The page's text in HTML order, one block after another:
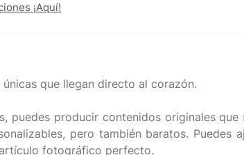
¡Aquí!
que llegan directo al corazón.
puedes producir contenidos originales
pero también baratos.
fotográfico perfecto.